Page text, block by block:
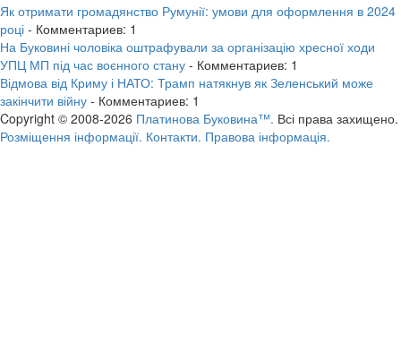
Як отримати громадянство Румунії: умови для оформлення в 2024
році - Комментариев: 1
На Буковині чоловіка оштрафували за організацію хресної ходи
УПЦ МП під час воєнного стану - Комментариев: 1
Відмова від Криму і НАТО: Трамп натякнув як Зеленський може
закінчити війну - Комментариев: 1
Copyright © 2008-2026 Платинова Буковина™. Всі права захищено.
Розміщення інформації. Контакти. Правова інформація.